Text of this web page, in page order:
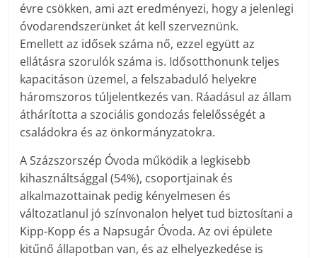
évre csökken, ami azt eredményezi, hogy a jelenlegi
óvodarendszerünket át kell szerveznünk.
Emellett az idősek száma nő, ezzel együtt az
ellátásra szorulók száma is. Idősotthonunk teljes
kapacitáson üzemel, a felszabaduló helyekre
háromszoros túljelentkezés van. Ráadásul az állam
áthárította a szociális gondozás felelősségét a
családokra és az önkormányzatokra.
A Százszorszép Óvoda működik a legkisebb
kihasználtsággal (54%), csoportjainak és
alkalmazottainak pedig kényelmesen és
változatlanul jó színvonalon helyet tud biztosítani a
Kipp-Kopp és a Napsugár Óvoda. Az ovi épülete
kitűnő állapotban van, és az elhelyezkedése is